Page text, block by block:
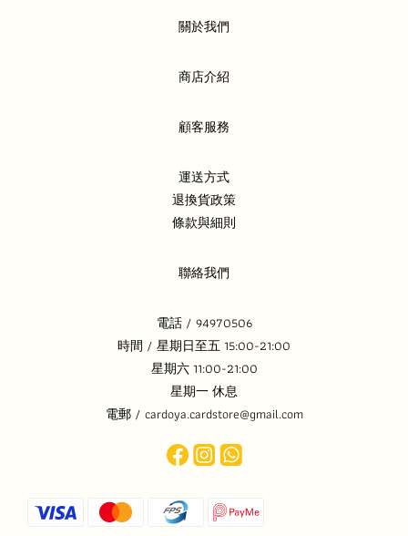
關於我們
商店介紹
顧客服務
運送方式
退換貨政策
條款與細則
聯絡我們
電話 / 94970506
時間 / 星期日至五 15:00-21:00
星期六 11:00-21:00
星期一 休息
電郵 / cardoya.cardstore@gmail.com